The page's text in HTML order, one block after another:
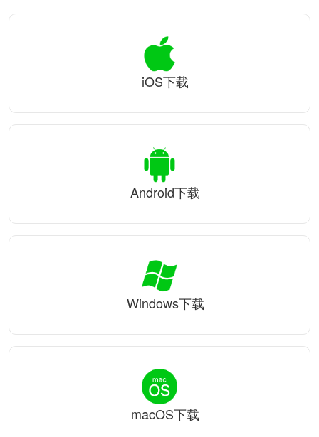
iOS下载
Android下载
Windows下载
macOS下载